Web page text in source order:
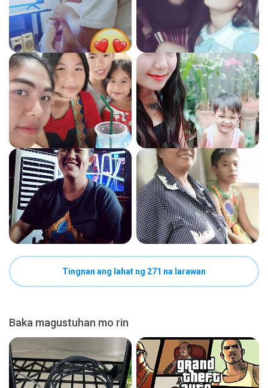
Tingnan ang lahat ng 271 na larawan
Baka magustuhan mo rin